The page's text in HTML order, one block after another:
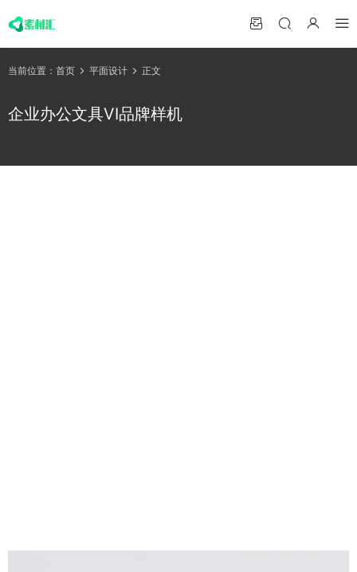
当前位置： 首页 平面设计 正文
企业办公文具VI品牌样机